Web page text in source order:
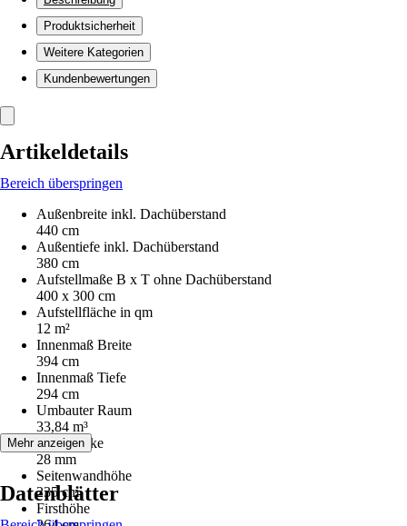
Produktsicherheit
Weitere Kategorien
Kundenbewertungen
Artikeldetails
Bereich überspringen
Außenbreite inkl. Dachüberstand
440 cm
Außentiefe inkl. Dachüberstand
380 cm
Aufstellmaße B x T ohne Dachüberstand
400 x 300 cm
Aufstellfläche in qm
12 m²
Innenmaß Breite
394 cm
Innenmaß Tiefe
294 cm
Umbauter Raum
33,84 m³
Wandstärke
28 mm
Seitenwandhöhe
235 cm
Firsthöhe
Mehr anzeigen
Datenblätter